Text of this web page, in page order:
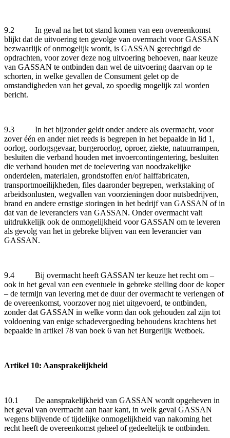
9.2 In geval na het tot stand komen van een overeenkomst
blijkt dat de uitvoering ten gevolge van overmacht voor GASSAN
bezwaarlijk of onmogelijk wordt, is GASSAN gerechtigd de
opdrachten, voor zover deze nog uitvoering behoeven, naar keuze
van GASSAN te ontbinden dan wel de uitvoering daarvan op te
schorten, in welke gevallen de Consument gelet op de
omstandigheden van het geval, zo spoedig mogelijk zal worden
bericht.
9.3 In het bijzonder geldt onder andere als overmacht, voor
zover één en ander niet reeds is begrepen in het bepaalde in lid 1,
oorlog, oorlogsgevaar, burgeroorlog, oproer, ziekte, natuurrampen,
besluiten die verband houden met invoercontingentering, besluiten
die verband houden met de toelevering van noodzakelijke
onderdelen, materialen, grondstoffen en/of halffabricaten,
transportmoeilijkheden, files daaronder begrepen, werkstaking of
arbeidsonlusten, wegvallen van voorzieningen door nutsbedrijven,
brand en andere ernstige storingen in het bedrijf van GASSAN of in
dat van de leveranciers van GASSAN. Onder overmacht valt
uitdrukkelijk ook de onmogelijkheid voor GASSAN om te leveren
als gevolg van het in gebreke blijven van een leverancier van
GASSAN.
9.4 Bij overmacht heeft GASSAN ter keuze het recht om –
ook in het geval van een eventuele in gebreke stelling door de koper
– de termijn van levering met de duur der overmacht te verlengen of
de overeenkomst, voorzover nog niet uitgevoerd, te ontbinden,
zonder dat GASSAN in welke vorm dan ook gehouden zal zijn tot
voldoening van enige schadevergoeding behoudens krachtens het
bepaalde in artikel 78 van boek 6 van het Burgerlijk Wetboek.
Artikel 10: Aansprakelijkheid
10.1 De aansprakelijkheid van GASSAN wordt opgeheven in
het geval van overmacht aan haar kant, in welk geval GASSAN
wegens blijvende of tijdelijke onmogelijkheid van nakoming het
recht heeft de overeenkomst geheel of gedeeltelijk te ontbinden.